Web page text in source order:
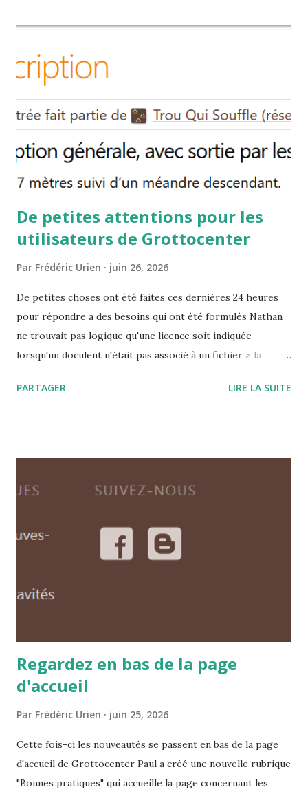
erreurs, vous êtes invités à vérifier votre liste de courses
De petites attentions pour les
utilisateurs de Grottocenter
Par Frédéric Urien juin 26, 2026
De petites choses ont été faites ces dernières 24 heures
pour répondre a des besoins qui ont été formulés Nathan
ne trouvait pas logique qu'une licence soit indiquée
lorsqu'un doculent n'était pas associé à un fichier > la
mention de "couches" associée à la suppression des
visualisation des cavités ou des entrées lorsqu'on réalise
réseau. Ce sont de petites choses mais qui contribuent a
améliorer votre expérience d'utilisateur Merci Paul
PARTAGER LIRE LA SUITE
Regardez en bas de la page
d'accueil
Par Frédéric Urien juin 25, 2026
Cette fois-ci les nouveautés se passent en bas de la page
d'accueil de Grottocenter Paul a créé une nouvelle rubrique
"Bonnes pratiques" qui accueille la page concernant les